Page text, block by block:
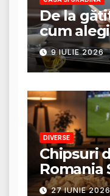
De la
cum
tigăile
rezultat
9 IULIE 2026
DIVERSE
Chipsuri
Romania
Magazin
27 IUNIE